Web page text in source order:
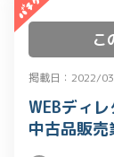
こ
掲載日：2022/
WEBディ
中古品販売